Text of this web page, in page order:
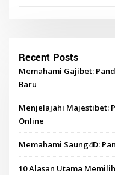
Recent Posts
Memahami Gajibet:
Baru
Menjelajahi Majestibet:
Online
Memahami Saung4D:
10 Alasan Utama